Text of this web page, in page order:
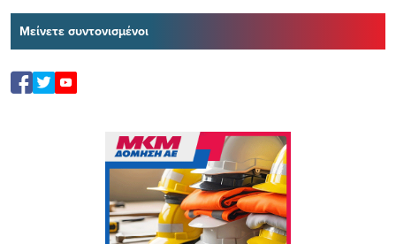
Μείνετε συντονισμένοι